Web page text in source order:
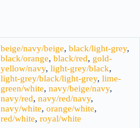
beige/navy/beige, black/light-grey,
black/orange, black/red, gold-
yellow/navy, light-grey/black,
light-grey/black/light-grey, lime-
green/white, navy/beige/navy,
navy/red, navy/red/navy,
navy/white, orange/white,
red/white, royal/white